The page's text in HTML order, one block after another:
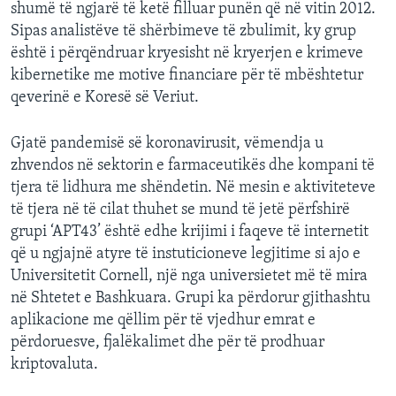
shumë të ngjarë të ketë filluar punën që në vitin 2012.
Sipas analistëve të shërbimeve të zbulimit, ky grup
është i përqëndruar kryesisht në kryerjen e krimeve
kibernetike me motive financiare për të mbështetur
qeverinë e Koresë së Veriut.
Gjatë pandemisë së koronavirusit, vëmendja u
zhvendos në sektorin e farmaceutikës dhe kompani të
tjera të lidhura me shëndetin. Në mesin e aktiviteteve
të tjera në të cilat thuhet se mund të jetë përfshirë
grupi ‘APT43’ është edhe krijimi i faqeve të internetit
që u ngjajnë atyre të instuticioneve legjitime si ajo e
Universitetit Cornell, një nga universietet më të mira
në Shtetet e Bashkuara. Grupi ka përdorur gjithashtu
aplikacione me qëllim për të vjedhur emrat e
përdoruesve, fjalëkalimet dhe për të prodhuar
kriptovaluta.